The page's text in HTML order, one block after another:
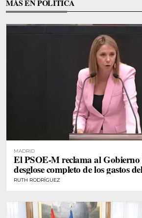
MÁS EN POLÍTICA
MADRID
El PSOE-M reclama al Gobierno
desglose completo de los gastos
RUTH RODRÍGUEZ